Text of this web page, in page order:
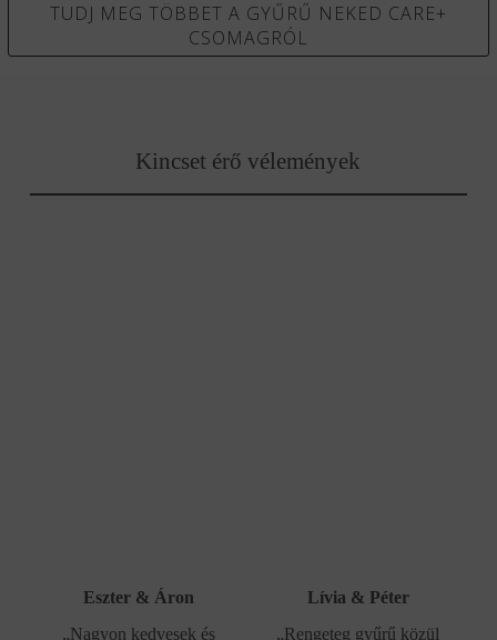
TUDJ MEG TÖBBET A GYŰRŰ NEKED CARE+
CSOMAGRÓL
Kincset érő vélemények
Eszter & Áron
„Nagyon kedvesek és
Lívia & Péter
„Rengeteg gyűrű közül